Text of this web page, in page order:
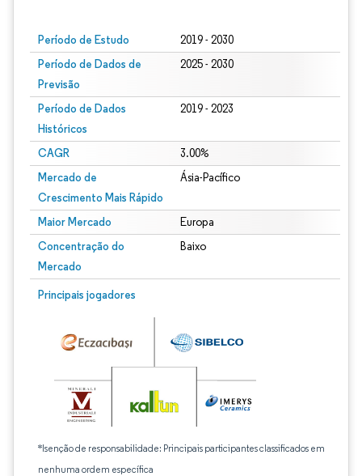
Período de Estudo 2019 - 2030
Período de Dados de
Previsão
2025 - 2030
Período de Dados
Históricos
2019 - 2023
CAGR 3.00%
Mercado de
Crescimento Mais Rápido
Ásia-Pacífico
Maior Mercado Europa
Concentração do
Mercado
Baixo
Principais jogadores
*Isenção de responsabilidade: Principais participantes classificados em
nenhuma ordem específica